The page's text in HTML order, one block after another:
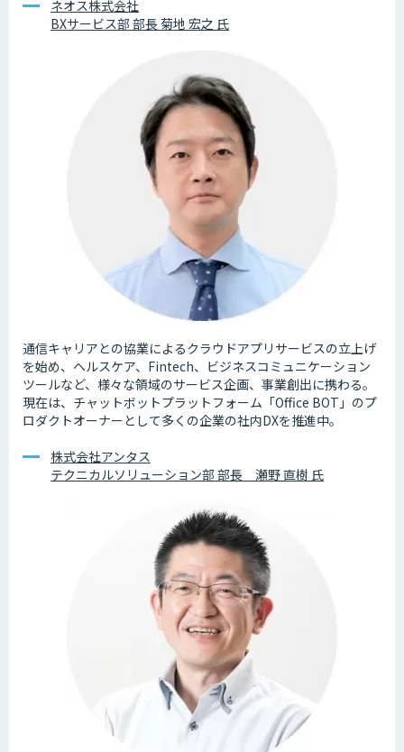
ネオス株式会社
BXサービス部 部長 菊地 宏之 氏
通信キャリアとの協業によるクラウドアプリサービスの立上げ
を始め、ヘルスケア、Fintech、ビジネスコミュニケーション
ツールなど、様々な領域のサービス企画、事業創出に携わる。
現在は、チャットボットプラットフォーム「Office BOT」のプ
ロダクトオーナーとして多くの企業の社内DXを推進中。
株式会社アンタス
テクニカルソリューション部 部長 瀬野 直樹 氏